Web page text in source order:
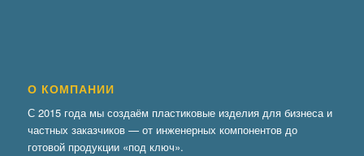
О КОМПАНИИ
С 2015 года мы создаём пластиковые изделия для бизнеса и
частных заказчиков — от инженерных компонентов до
готовой продукции «под ключ».